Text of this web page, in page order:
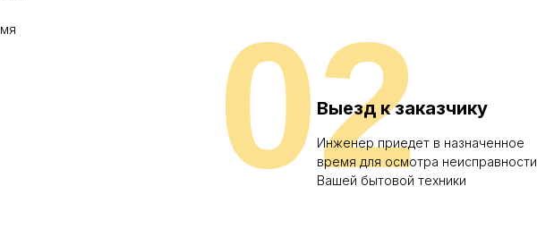
Выезд к заказчику
Инженер приедет в назначенное
время для осмотра неисправности
Вашей бытовой техники
02